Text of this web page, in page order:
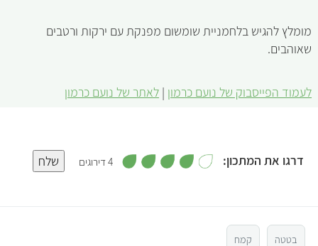
מומלץ להגיש בלחמניית שומשום מפנקת עם ירקות ורטבים
שאוהבים.
לעמוד הפייסבוק של נועם כרמון | לאתר של נועם כרמון
דרגו את המתכון:
4 דירוגים 4 שלח
בטטה קמח